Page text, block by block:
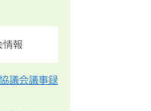
情報
議会議事録